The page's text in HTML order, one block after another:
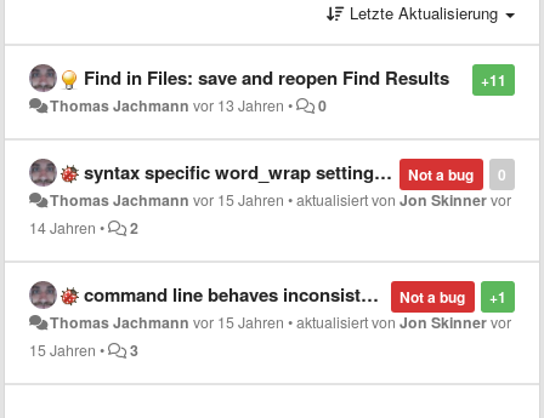
Letzte Aktualisierung
+11
Find in Files: save and reopen Find Results
Thomas Jachmann vor 13 Jahren • 0
0
Not a bug
syntax specific word_wrap setting is ignored
Thomas Jachmann vor 15 Jahren •aktualisiert vonJon Skinnervor
14 Jahren • 2
+1
Not a bug
command line behaves inconsistently concerning opening new windows
Thomas Jachmann vor 15 Jahren •aktualisiert vonJon Skinnervor
15 Jahren • 3